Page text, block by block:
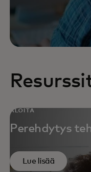
ALOITA
Perehdytys
Lue lisää